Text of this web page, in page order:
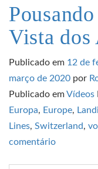
Vista dos
Publicado em 12 de
março de 2020 por
Publicado emVídeos
Europa, Europe,
Lines, Switzerland,
comentário